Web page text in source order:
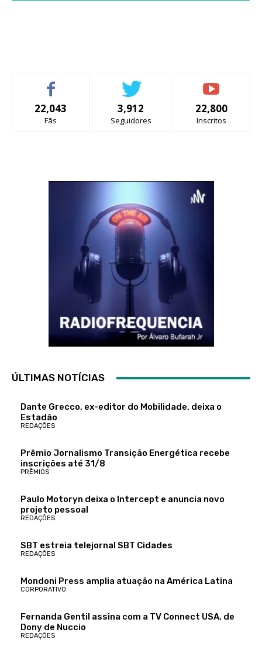
22,043
Fãs
3,912
Seguidores
22,800
Inscritos
ÚLTIMAS NOTÍCIAS
Dante Grecco, ex-editor do Mobilidade, deixa o
Estadão
REDAÇÕES
Prêmio Jornalismo Transição Energética recebe
inscrições até 31/8
PRÊMIOS
Paulo Motoryn deixa o Intercept e anuncia novo
projeto pessoal
REDAÇÕES
SBT estreia telejornal SBT Cidades
REDAÇÕES
Mondoni Press amplia atuação na América Latina
CORPORATIVO
Fernanda Gentil assina com a TV Connect USA, de
Dony de Nuccio
REDAÇÕES